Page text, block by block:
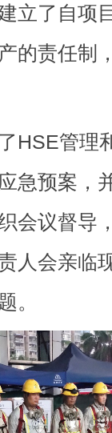
立了自项
的责任制
管理
急预案，
会议督导
人会亲临
。